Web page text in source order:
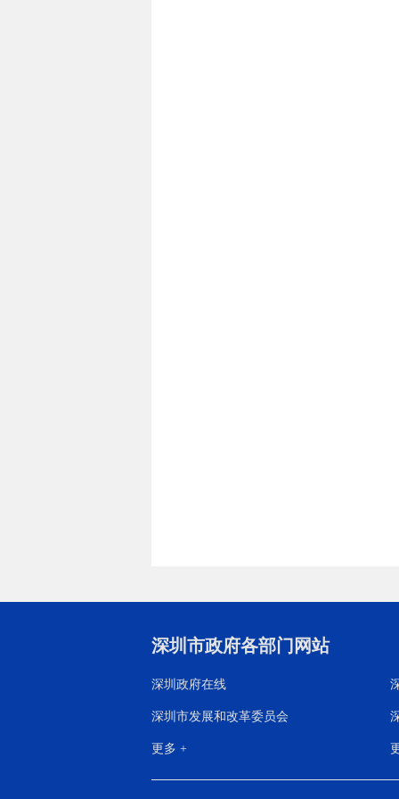
深圳市政府各部门网站
深圳政府在线
深圳市发展和改革委员会
更多 +